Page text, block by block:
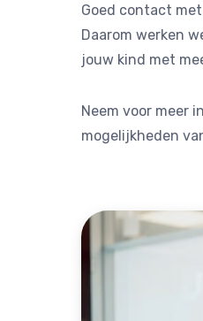
Goed contact
Daarom werken
jouw kind met
Neem voor meer
mogelijkheden